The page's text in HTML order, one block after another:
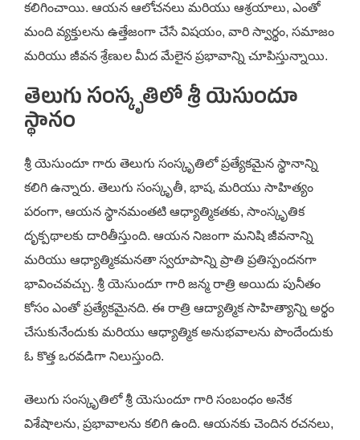
కలిగించాయి. ఆయన ఆలోచనలు మరియు ఆశ్రయాలు, ఎంతో
మంది వ్యక్తులను ఉత్తేజంగా చేసే విషయం, వారి స్వార్థం, సమాజం
మరియు జీవన శ్రేణుల మీద మేలైన ప్రభావాన్ని చూపిస్తున్నాయి.
తెలుగు సంస్కృతిలో శ్రీ యెసుందూ
స్థానం
శ్రీ యెసుందూ గారు తెలుగు సంస్కృతిలో ప్రత్యేకమైన స్థానాన్ని
కలిగి ఉన్నారు. తెలుగు సంస్కృతీ, భాష, మరియు సాహిత్యం
పరంగా, ఆయన స్థానమంతటి ఆధ్యాత్మికతకు, సాంస్కృతిక
దృక్పథాలకు దారితీస్తుంది. ఆయన నిజంగా మనిషి జీవనాన్ని
మరియు ఆధ్యాత్మికమనతా స్వరూపాన్ని ప్రాతి ప్రతిస్పందనగా
భావించవచ్చు. శ్రీ యెసుందూ గారి జన్మ రాత్రి అయిదు పునీతం
కోసం ఎంతో ప్రత్యేకమైనది. ఈ రాత్రి ఆద్యాత్మిక సాహిత్యాన్ని అర్థం
చేసుకునేందుకు మరియు ఆధ్యాత్మిక అనుభవాలను పొందేందుకు
ఓ కొత్త ఒరవడిగా నిలుస్తుంది.
తెలుగు సంస్కృతిలో శ్రీ యెసుందూ గారి సంబంధం అనేక
విశేషాలను, ప్రభావాలను కలిగి ఉంది. ఆయనకు చెందిన రచనలు,